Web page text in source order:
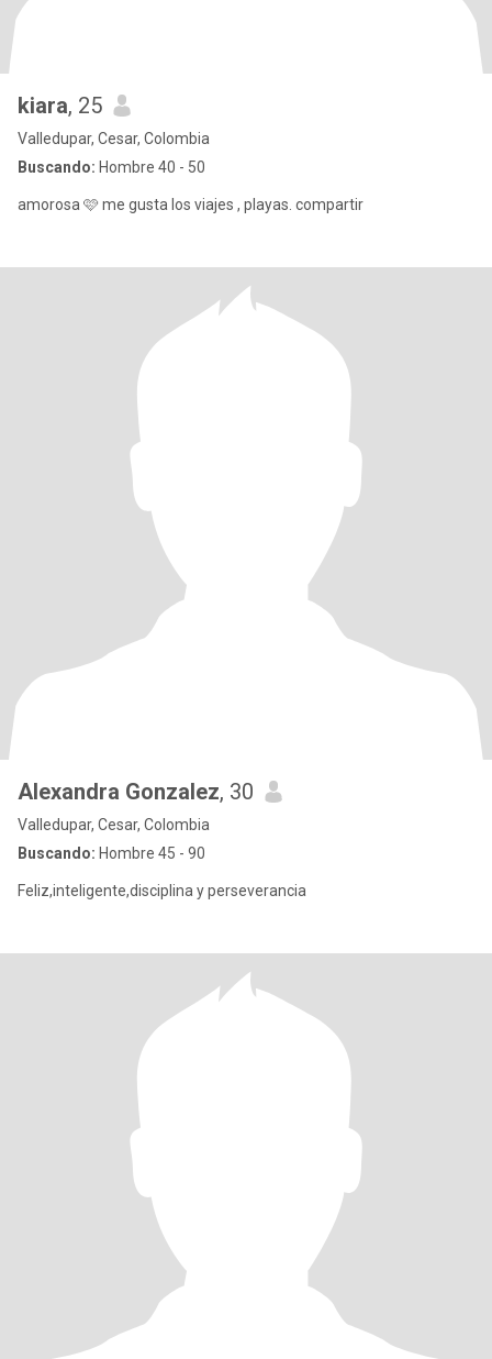
kiara, 25
Valledupar, Cesar, Colombia
Buscando: Hombre 40 - 50
amorosa 🩷 me gusta los viajes , playas. compartir
Alexandra Gonzalez, 30
Valledupar, Cesar, Colombia
Buscando: Hombre 45 - 90
Feliz,inteligente,disciplina y perseverancia